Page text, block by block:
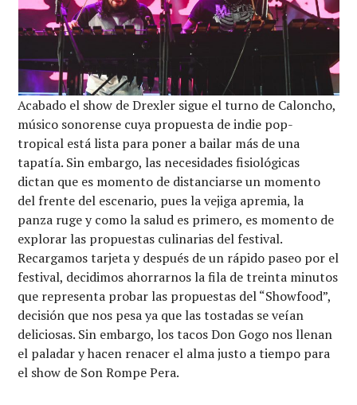
Acabado el show de Drexler sigue el turno de Caloncho,
músico sonorense cuya propuesta de indie pop-
tropical está lista para poner a bailar más de una
tapatía. Sin embargo, las necesidades fisiológicas
dictan que es momento de distanciarse un momento
del frente del escenario, pues la vejiga apremia, la
panza ruge y como la salud es primero, es momento de
explorar las propuestas culinarias del festival.
Recargamos tarjeta y después de un rápido paseo por el
festival, decidimos ahorrarnos la fila de treinta minutos
que representa probar las propuestas del “Showfood”,
decisión que nos pesa ya que las tostadas se veían
deliciosas. Sin embargo, los tacos Don Gogo nos llenan
el paladar y hacen renacer el alma justo a tiempo para
el show de Son Rompe Pera.